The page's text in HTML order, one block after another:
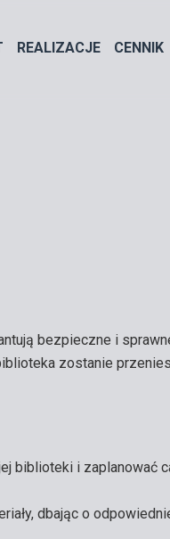
REALIZACJE CENNIK
bezpieczne i
zostanie
biblioteki i zaplanować
dbając o